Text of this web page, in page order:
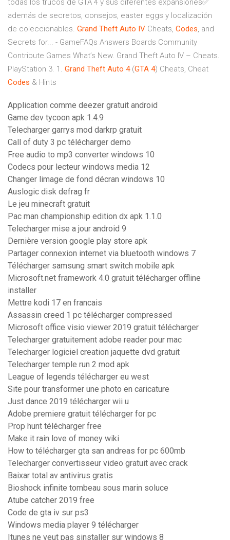
todas los trucos de GTA 4 y sus diferentes expansiones✅
además de secretos, consejos, easter eggs y localización
de coleccionables. Grand Theft Auto IV Cheats, Codes, and
Secrets for... - GameFAQs Answers Boards Community
Contribute Games What’s New. Grand Theft Auto IV – Cheats.
PlayStation 3. 1. Grand Theft Auto 4(GTA 4) Cheats, Cheat
Codes & Hints
Application comme deezer gratuit android
Game dev tycoon apk 1.4.9
Telecharger garrys mod darkrp gratuit
Call of duty 3 pc télécharger demo
Free audio to mp3 converter windows 10
Codecs pour lecteur windows media 12
Changer limage de fond décran windows 10
Auslogic disk defrag fr
Le jeu minecraft gratuit
Pac man championship edition dx apk 1.1.0
Telecharger mise a jour android 9
Dernière version google play store apk
Partager connexion internet via bluetooth windows 7
Télécharger samsung smart switch mobile apk
Microsoft.net framework 4.0 gratuit télécharger offline
installer
Mettre kodi 17 en francais
Assassin creed 1 pc télécharger compressed
Microsoft office visio viewer 2019 gratuit télécharger
Telecharger gratuitement adobe reader pour mac
Telecharger logiciel creation jaquette dvd gratuit
Telecharger temple run 2 mod apk
League of legends télécharger eu west
Site pour transformer une photo en caricature
Just dance 2019 télécharger wii u
Adobe premiere gratuit télécharger for pc
Prop hunt télécharger free
Make it rain love of money wiki
How to télécharger gta san andreas for pc 600mb
Telecharger convertisseur video gratuit avec crack
Baixar total av antivirus gratis
Bioshock infinite tombeau sous marin soluce
Atube catcher 2019 free
Code de gta iv sur ps3
Windows media player 9 télécharger
Itunes ne veut pas sinstaller sur windows 8